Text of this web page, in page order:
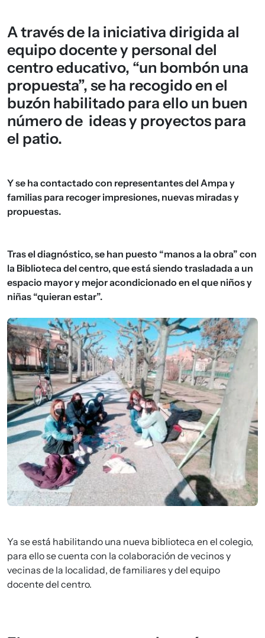
A través de la iniciativa dirigida al
equipo docente y personal del
centro educativo, “un bombón una
propuesta”, se ha recogido en el
buzón habilitado para ello un buen
número de ideas y proyectos para
el patio.
Y se ha contactado con representantes del Ampa y
familias para recoger impresiones, nuevas miradas y
propuestas.
Tras el diagnóstico, se han puesto “manos a la obra” con
la Biblioteca del centro, que está siendo trasladada a un
espacio mayor y mejor acondicionado en el que niños y
niñas “quieran estar”.
Imagen
Ya se está habilitando una nueva biblioteca en el colegio,
para ello se cuenta con la colaboración de vecinos y
vecinas de la localidad, de familiares y del equipo
docente del centro.